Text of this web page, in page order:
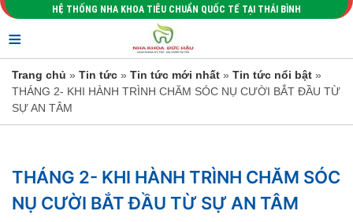
HỆ THỐNG NHA KHOA TIÊU CHUẨN QUỐC TẾ TẠI THÁI BÌNH
≡
Trang chủ » Tin tức » Tin tức mới nhất » Tin tức nổi bật »
THÁNG 2- KHI HÀNH TRÌNH CHĂM SÓC NỤ CƯỜI BẮT ĐẦU TỪ
SỰ AN TÂM
THÁNG 2- KHI HÀNH TRÌNH CHĂM SÓC
NỤ CƯỜI BẮT ĐẦU TỪ SỰ AN TÂM